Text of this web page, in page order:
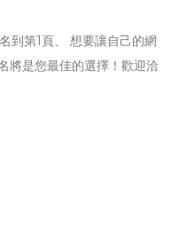
到第1頁、 想要讓自己的網
將是您最佳的選擇！歡迎洽